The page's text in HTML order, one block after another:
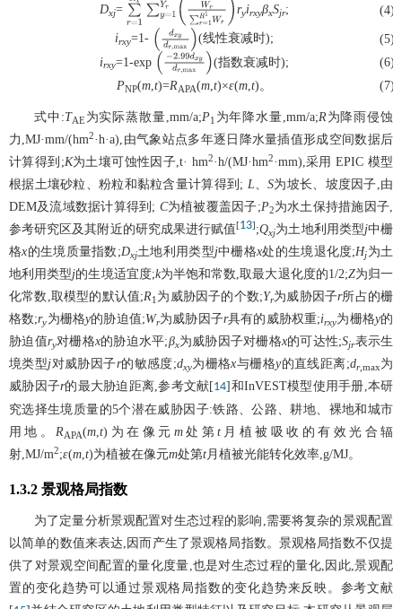
(D xjzDxjz+ Kz )]
Dxj= ∑r=1 R 1∑y=1Y r (Wr∑r=1R
ryirxyβxSjr; (4)
irxy=1- (dxydr,max)
(线性衰减时);
(5)
irxy=1-exp (−2.99dxydr,max)
(指数衰减时);
(6)
PNP(m,t)=RAPA(m,t)×ε(m,t)。 (7)
式中:TAE 为实际蒸散量,mm/a;P1 为年降水量,mm/a;R为降雨侵蚀
力,MJ·mm/(hm2·h·a),由气象站点多年逐日降水量插值形成空间数据后
计算得到;K为土壤可蚀性因子,t· hm2·h/(MJ·hm2·mm),采用 EPIC 模型
根据土壤砂粒、粉粒和黏粒含量计算得到; L、S为坡长、坡度因子,由
DEM及流域数据计算得到; C为植被覆盖因子;P2为水土保持措施因子,
参考研究区及其附近的研究成果进行赋值[13] ;Qxj为土地利用类型j中栅
格x的生境质量指数;Dxj土地利用类型j中栅格x处的生境退化度;Hj为土
地利用类型j的生境适宜度;k为半饱和常数,取最大退化度的1/2;Z为归一
化常数,取模型的默认值;R1 为威胁因子的个数;Yr为威胁因子r所占的栅
格数;ry为栅格y的胁迫值;Wr为威胁因子r具有的威胁权重;irxy为栅格y的
胁迫值ry对栅格x的胁迫水平;βx为威胁因子对栅格x的可达性;Sjr表示生
境类型j对威胁因子r的敏感度;dxy为栅格x与栅格y的直线距离;dr,max为
威胁因子r的最大胁迫距离,参考文献[14]和InVEST模型使用手册,本研
究选择生境质量的5个潜在威胁因子:铁路、公路、耕地、裸地和城市
用地。RAPA(m,t)为在像元 m处第t 月植被吸收的有效光合辐
射,MJ/m2;ε(m,t)为植被在像元m处第t月植被光能转化效率,g/MJ。
1.3.2 景观格局指数
为了定量分析景观配置对生态过程的影响,需要将复杂的景观配置
以简单的数值来表达,因而产生了景观格局指数。景观格局指数不仅提
供了对景观空间配置的量化度量,也是对生态过程的量化,因此,景观配
置的变化趋势可以通过景观格局指数的变化趋势来反映。参考文献